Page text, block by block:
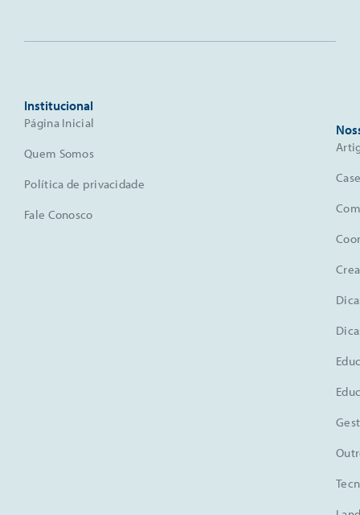
Institucional
Página Inicial
Quem Somos
Política de privacidade
Fale Conosco